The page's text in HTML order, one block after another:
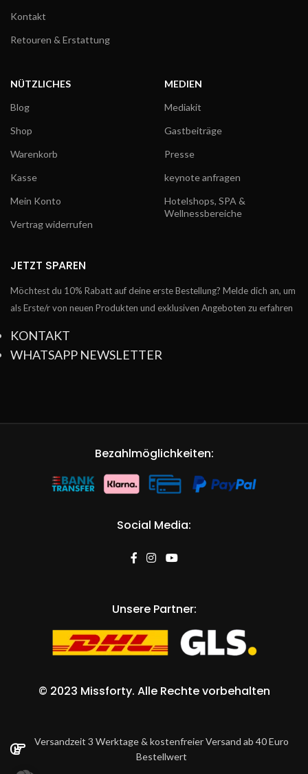
Kontakt
Retouren & Erstattung
NÜTZLICHES
Blog
Shop
Warenkorb
Kasse
Mein Konto
Vertrag widerrufen
MEDIEN
Mediakit
Gastbeiträge
Presse
keynote anfragen
Hotelshops, SPA &
Wellnessbereiche
JETZT SPAREN
Möchtest du 10% Rabatt auf deine erste Bestellung? Melde dich an, um
als Erste/r von neuen Produkten und exklusiven Angeboten zu erfahren
KONTAKT
WHATSAPP NEWSLETTER
Bezahlmöglichkeiten:
Social Media:
Unsere Partner:
© 2023 Missforty. Alle Rechte vorbehalten
Versandzeit 3 Werktage & kostenfreier Versand ab 40 Euro
Bestellwert